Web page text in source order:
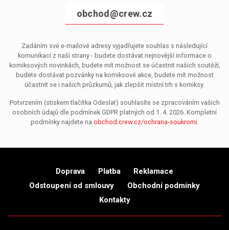
obchod@crew.cz
Zadáním své e-mailové adresy vyjadřujete souhlas s následující
komunikací z naší strany - budete dostávat nejnovější informace o
komiksových novinkách, budete mít možnost se účastnit našich soutěží,
budete dostávat pozvánky na komiksové akce, budete mít možnost
účastnit se i našich průzkumů, jak zlepšit místní trh s komiksy.
Potvrzením (stiskem tlačítka Odeslat) souhlasíte se zpracováním vašich
osobních údajů dle podmínek GDPR platných od 1. 4. 2026. Kompletní
podmínky najdete na obchod.crew.cz/ochrana-soukromi.
Doprava Platba
Reklamace
Odstoupení od smlouvy
Obchodní podmínky
Kontakty